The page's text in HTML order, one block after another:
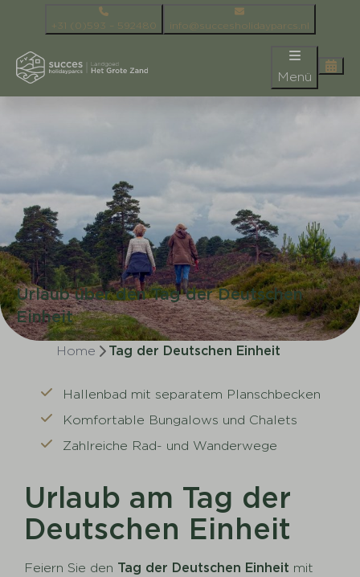
+31 (0)593 – 592480 info@succesholidayparcs.nl
Menü
Urlaub über den Tag der Deutschen
Einheit
Home Tag der Deutschen Einheit
Hallenbad mit separatem Planschbecken
Komfortable Bungalows und Chalets
Zahlreiche Rad- und Wanderwege
Urlaub am Tag der
Deutschen Einheit
Feiern Sie den Tag der Deutschen Einheit mit